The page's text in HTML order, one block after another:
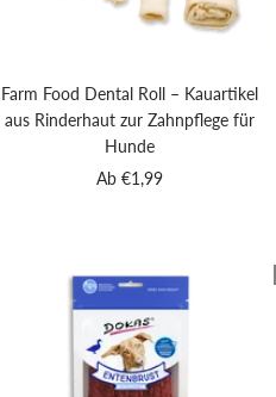
Farm Food Dental Roll – Kauartikel
aus Rinderhaut zur Zahnpflege für
Hunde
Angebotspreis
Ab €1,99